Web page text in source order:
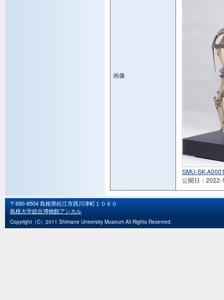
画像
SMU-SK-
公開日：2022-
〒690-8504 島根県松江市西川津町１０６０
島根大学総合博物館アシカル
Copyright（C）2011 Shimane University Museum All Rights Reserved.